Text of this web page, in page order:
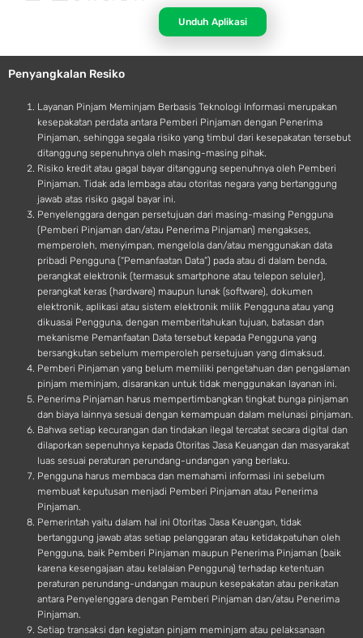
p
l
e
d
r
o
d
Unduh Aplikasi
Penyangkalan Resiko
Layanan Pinjam Meminjam Berbasis Teknologi Informasi merupakan
kesepakatan perdata antara Pemberi Pinjaman dengan Penerima
Pinjaman, sehingga segala risiko yang timbul dari kesepakatan tersebut
ditanggung sepenuhnya oleh masing-masing pihak.
Risiko kredit atau gagal bayar ditanggung sepenuhnya oleh Pemberi
Pinjaman. Tidak ada lembaga atau otoritas negara yang bertanggung
jawab atas risiko gagal bayar ini.
Penyelenggara dengan persetujuan dari masing-masing Pengguna
(Pemberi Pinjaman dan/atau Penerima Pinjaman) mengakses,
memperoleh, menyimpan, mengelola dan/atau menggunakan data
pribadi Pengguna (“Pemanfaatan Data”) pada atau di dalam benda,
perangkat elektronik (termasuk smartphone atau telepon seluler),
perangkat keras (hardware) maupun lunak (software), dokumen
elektronik, aplikasi atau sistem elektronik milik Pengguna atau yang
dikuasai Pengguna, dengan memberitahukan tujuan, batasan dan
mekanisme Pemanfaatan Data tersebut kepada Pengguna yang
bersangkutan sebelum memperoleh persetujuan yang dimaksud.
Pemberi Pinjaman yang belum memiliki pengetahuan dan pengalaman
pinjam meminjam, disarankan untuk tidak menggunakan layanan ini.
Penerima Pinjaman harus mempertimbangkan tingkat bunga pinjaman
dan biaya lainnya sesuai dengan kemampuan dalam melunasi pinjaman.
Bahwa setiap kecurangan dan tindakan ilegal tercatat secara digital dan
dilaporkan sepenuhnya kepada Otoritas Jasa Keuangan dan masyarakat
luas sesuai peraturan perundang-undangan yang berlaku.
Pengguna harus membaca dan memahami informasi ini sebelum
membuat keputusan menjadi Pemberi Pinjaman atau Penerima
Pinjaman.
Pemerintah yaitu dalam hal ini Otoritas Jasa Keuangan, tidak
bertanggung jawab atas setiap pelanggaran atau ketidakpatuhan oleh
Pengguna, baik Pemberi Pinjaman maupun Penerima Pinjaman (baik
karena kesengajaan atau kelalaian Pengguna) terhadap ketentuan
peraturan perundang-undangan maupun kesepakatan atau perikatan
antara Penyelenggara dengan Pemberi Pinjaman dan/atau Penerima
Pinjaman.
Setiap transaksi dan kegiatan pinjam meminjam atau pelaksanaan